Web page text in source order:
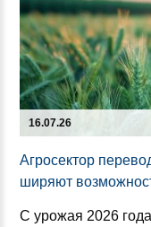
16.07.26
Аг­ро­сек­тор
ши­ря­ют
С урожая 2026